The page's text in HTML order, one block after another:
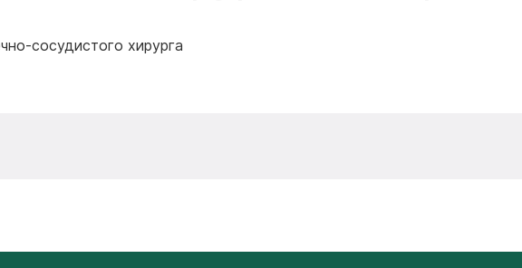
сосудистого хирурга